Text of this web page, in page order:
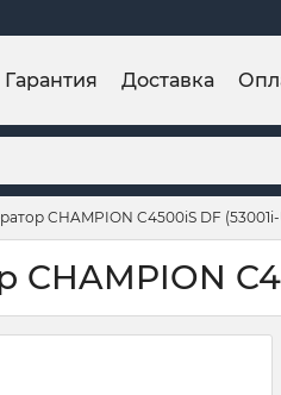
Гарантия Доставка
CHAMPION C4500iS DF